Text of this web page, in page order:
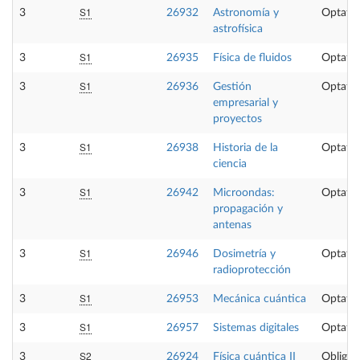
3 S1 26932
Astronomía y
astrofísica
3 S1 26935 Física de fluidos
3 S1 26936
Gestión
empresarial y
proyectos
3 S1 26938
Historia de la
ciencia
3 S1 26942
Microondas:
propagación y
antenas
3 S1 26946
Dosimetría y
radioprotección
3 S1 26953 Mecánica cuántica
3 S1 26957 Sistemas digitales
3 S2 26924 Física cuántica II